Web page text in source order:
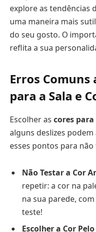
explore as tendências
uma maneira mais
do seu gosto. O
reflita a sua
Erros Comuns
para a Sala e
Escolher as cores para
alguns deslizes
esses pontos para
Não Testar a Cor
repetir: a cor na
na sua parede,
teste!
Escolher a Cor